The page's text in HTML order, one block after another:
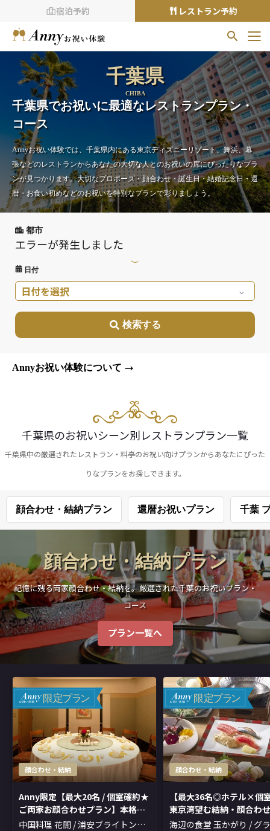
宿泊予約 レストラン予約
お気に入りプラン
お気に入りの登録がありません
プランの をクリックすることで
お気に入りに追加できます。
閲覧履歴
閲覧履歴はありません
過去に見たお店が最大10件まで表示されます。
10件を超えると、古いものから順に削除されます。
Annyお祝い体験について
Annyお祝いアイテムについて
よくあるご質問
お問い合わせ
千葉県
CHIBA
千葉県でお祝いに最適なレストランプラン・
コース
Annyお祝い体験では、千葉県内にある東京ディズニーリゾート、舞浜、幕
張などのレストランからあなたの大切な人とのお祝いの席にぴったりなプラ
ンが見つかります。大切なプロポーズ・顔合わせ・誕生日・結婚記念日・還
暦・お食い初めなどのお祝いを特別なプランで彩りましょう。
都市
エラーが発生しました
日付
日付を選択
検索する
Annyお祝い体験について
千葉県のお祝いシーン別レストランプラン一覧
千葉県中の厳選されたレストラン・料亭のお祝い向けプランからあなたにぴった
りなプランをお探しできます。
顔合わせ・結納プラン 還暦お祝いプラン 千葉
顔合わせ・結納プラン
記憶に残る両家顔合わせ・結納を。厳選された千葉のお祝いプラン・
コース
プラン一覧へ
顔合わせ・結納
限定プラン
Anny限定【最大20名 / 個室確約★
ご両家お顔合わせプラン】本格中
華料理コース＋乾杯スパークリン
中国料理 花閒 / 浦安ブライトンホ
顔合わせ・結納
限定プラン
【最大36名◎ホテル×個
東京湾望む結納・顔合わ
ン】Olive天ぷら、江戸前
海辺の食堂 玉かがり / グ